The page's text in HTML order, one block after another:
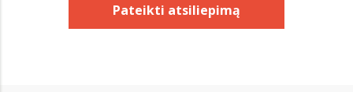
Pateikti atsiliepimą